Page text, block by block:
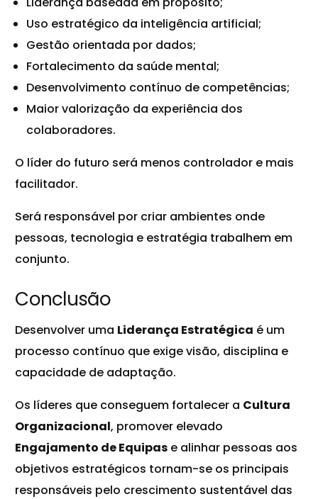
Uso estratégico da inteligência artificial;
Gestão orientada por dados;
Fortalecimento da saúde mental;
Desenvolvimento contínuo de competências;
Maior valorização da experiência dos
colaboradores.
O líder do futuro será menos controlador e mais
facilitador.
Será responsável por criar ambientes onde
pessoas, tecnologia e estratégia trabalhem em
conjunto.
Conclusão
Desenvolver uma Liderança Estratégica é um
processo contínuo que exige visão, disciplina e
capacidade de adaptação.
Os líderes que conseguem fortalecer a Cultura
Organizacional, promover elevado
Engajamento de Equipas e alinhar pessoas aos
objetivos estratégicos tornam-se os principais
responsáveis pelo crescimento sustentável das